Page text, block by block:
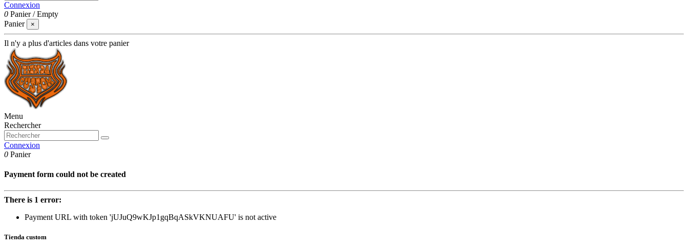
Connexion
0 Panier /Empty
Panier
×
Il n'y a plus d'articles dans votre panier
Menu
Rechercher
Connexion
0 Panier
Payment form could not be created
There is 1 error:
Payment URL with token 'jUJuQ9wKJp1gqBqASkVKNUAFU' is not active
Tienda custom